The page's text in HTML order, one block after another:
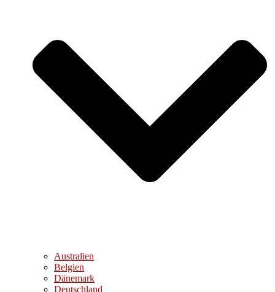
Australien
Belgien
Dänemark
Deutschland